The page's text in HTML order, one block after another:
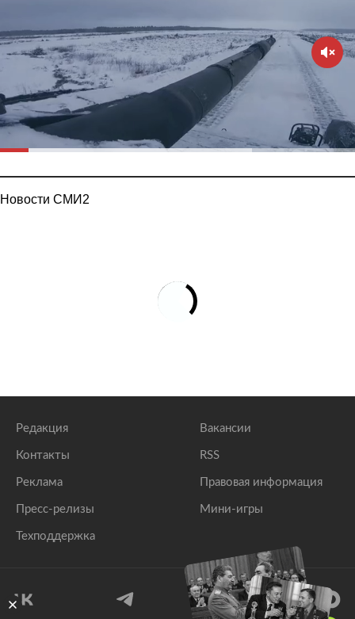
Новости СМИ2
Редакция
Контакты
Реклама
Пресс-релизы
Техподдержка
Вакансии
RSS
Правовая информация
Мини-игры